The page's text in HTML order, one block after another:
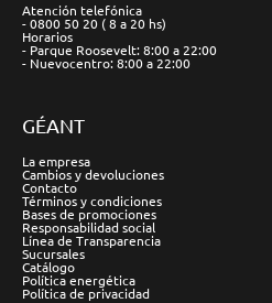
Atención telefónica
- 0800 50 20 ( 8 a 20 hs)
Horarios
- Parque Roosevelt: 8:00 a 22:00
- Nuevocentro: 8:00 a 22:00
GÉANT
La empresa
Cambios y devoluciones
Contacto
Términos y condiciones
Bases de promociones
Responsabilidad social
Línea de Transparencia
Sucursales
Catálogo
Política energética
Política de privacidad